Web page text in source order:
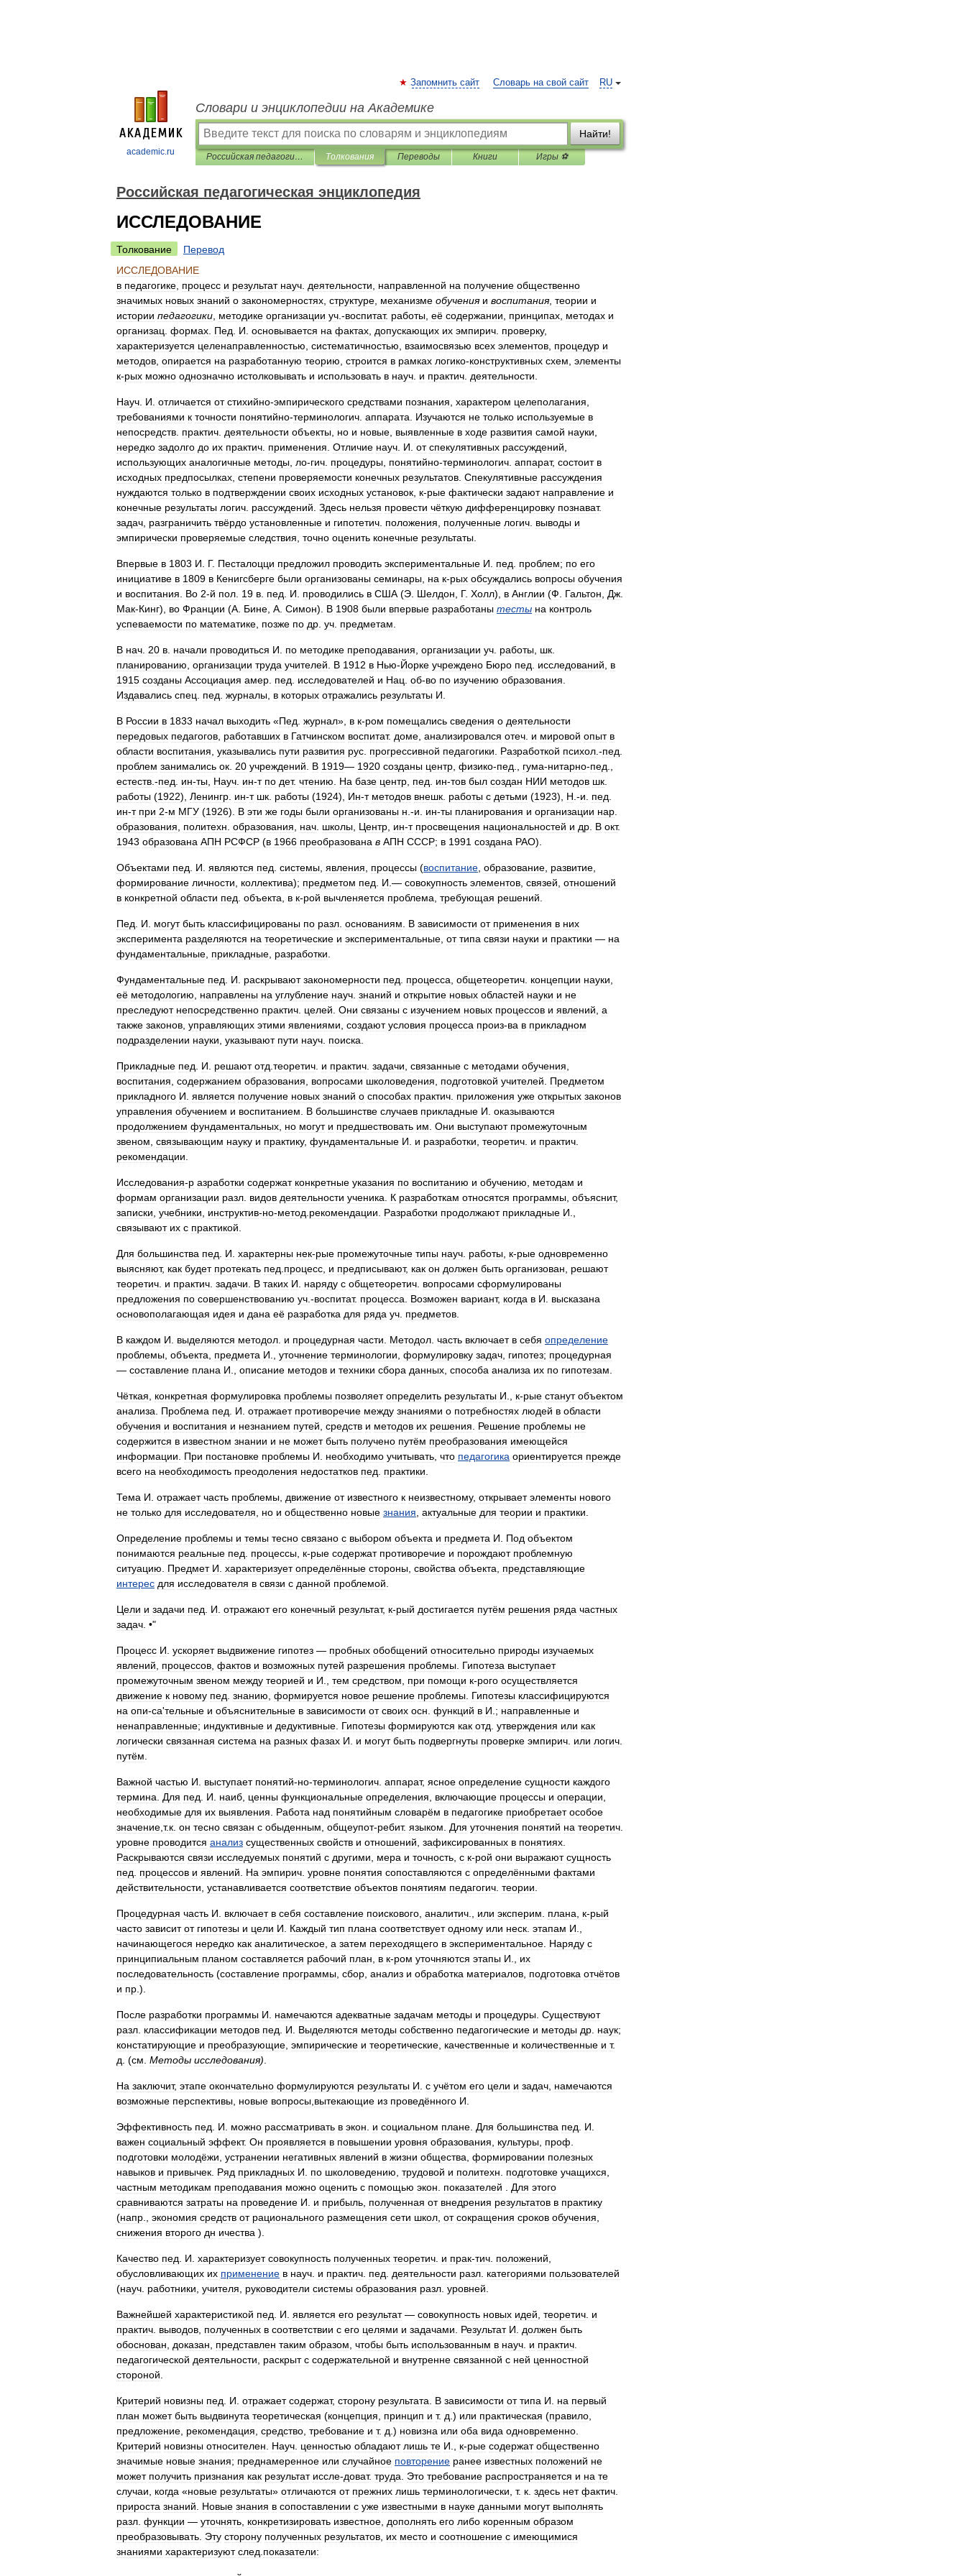
academic.ru
RU
Запомнить сайт Словарь на свой сайт
Словари и энциклопедии на Академике
Найти!
Российская педагогическая энциклопедия Толкования Переводы Книги Игры ⚽
Российская педагогическая энциклопедия
ИССЛЕДОВАНИЕ
Толкование
Перевод
ИССЛЕДОВАНИЕ
в педагогике процесс и результат науч деятельности направленной на получение общественно
значимых новых знаний о закономерностях структуре механизме обучения и воспитания, теории и
истории педагогики методике организации уч .-воспитат. работы её содержании принципах методах и
организац формах Пед И основывается на фактах допускающих их эмпирич проверку,
характеризуется целенаправленностью систематичностью взаимосвязью всех элементов процедур и
методов опирается на разработанную теорию строится в рамках логико-конструктивных схем элементы
к-рых можно однозначно истолковывать и использовать в науч и практич деятельности
Науч И отличается от стихийно-эмпирического средствами познания характером целеполагания
требованиями к точности понятийно-терминологич аппарата Изучаются не только используемые в
непосредств практич деятельности объекты но и новые выявленные в ходе развития самой науки
нередко задолго до их практич применения Отличие науч И от спекулятивных рассуждений
использующих аналогичные методы ло-гич процедуры понятийно-терминологич аппарат, состоит в
исходных предпосылках степени проверяемости конечных результатов Спекулятивные рассуждения
нуждаются только в подтверждении своих исходных установок к-рые фактически задают направление и
конечные результаты логич рассуждений Здесь нельзя провести чёткую дифференцировку познават.
задач разграничить твёрдо установленные и гипотетич положения полученные логич выводы и
эмпирически проверяемые следствия точно оценить конечные результаты
Впервые в 1803 И Г. Песталоцци предложил проводить экспериментальные И пед проблем; по его
инициативе в 1809 в Кенигсберге были организованы семинары на к-рых обсуждались вопросы обучения
и воспитания Во 2-й пол 19 в пед И проводились в США (Э Шелдон Г. Холл), в Англии (Ф Гальтон Дж
Мак-Кинг), во Франции (А Бине А Симон). В 1908 были впервые разработаны тесты на контроль
успеваемости по математике позже по др уч предметам
В нач 20 в начали проводиться И по методике преподавания организации уч работы шк
планированию организации труда учителей В 1912 в Нью-Йорке учреждено Бюро пед исследований
в
1915 созданы Ассоциация амер пед исследователей и Нац об-во по изучению образования
Издавались спец пед журналы в которых отражались результаты И
В России в 1833 начал выходить «Пед журнал», в к-ром помещались сведения о деятельности
передовых педагогов работавших в Гатчинском воспитат. доме анализировался отеч и мировой опыт в
области воспитания указывались пути развития рус прогрессивной педагогики Разработкой психол .-пед
проблем занимались ок 20 учреждений В 1919— 1920 созданы центр физико-пед гума-нитарно-пед
естеств .-пед ин-ты Науч ин-т по дет. чтению На базе центр пед ин-тов был создан НИИ методов шк
работы (1922), Ленингр ин-т шк работы (1924), Ин-т методов внешк работы с детьми (1923), Н .-и пед
ин-т при 2-м МГУ (1926). В эти же годы были организованы н .-и ин-ты планирования и организации нар
образования
политехн образования нач школы Центр ин-т просвещения национальностей и др В окт.
1943 образована АПН РСФСР (в 1966 преобразована в АПН СССР; в 1991 создана РАО).
Объектами пед И являются пед системы явления процессы (воспитание образование развитие
формирование личности коллектива); предметом пед И .— совокупность элементов связей отношений
в конкретной области пед объекта в к-рой вычленяется проблема требующая решений
Пед И могут быть классифицированы по разл основаниям В зависимости от применения в них
эксперимента разделяются на теоретические и экспериментальные от типа связи науки и практики — на
фундаментальные прикладные разработки
Фундаментальные пед И раскрывают закономерности пед процесса общетеоретич концепции науки
её методологию направлены на углубление науч знаний и открытие новых областей науки и не
преследуют непосредственно практич целей Они связаны с изучением новых процессов и явлений а
также законов управляющих этими явлениями создают условия процесса произ-ва в прикладном
подразделении науки указывают пути науч поиска
Прикладные пед И решают отд теоретич и практич задачи связанные с методами обучения
воспитания содержанием образования вопросами школоведения подготовкой учителей
Предметом
прикладного И является получение новых знаний о способах практич приложения уже открытых законов
управления обучением и воспитанием В большинстве случаев прикладные И оказываются
продолжением фундаментальных но могут и предшествовать им Они выступают промежуточным
звеном связывающим науку и практику, фундаментальные И и разработки теоретич и практич
рекомендации
Исследования-р азработки содержат конкретные указания по воспитанию и обучению методам и
формам организации разл видов деятельности ученика К разработкам относятся программы объяснит,
записки учебники инструктив-но-метод рекомендации Разработки продолжают прикладные И
связывают их с практикой
Для большинства пед И характерны нек-рые промежуточные типы науч работы к-рые одновременно
выясняют, как будет протекать пед процесс и предписывают, как он должен быть организован
решают
теоретич и практич задачи В таких И наряду с общетеоретич вопросами сформулированы
предложения по совершенствованию уч .-воспитат. процесса Возможен вариант, когда в И
высказана
основополагающая идея и дана её разработка для ряда уч предметов
В каждом И выделяются методол и процедурная части Методол часть включает в себя определение
проблемы объекта предмета И уточнение терминологии формулировку задач гипотез; процедурная
— составление плана И описание методов и техники сбора данных способа анализа их по гипотезам
Чёткая конкретная формулировка проблемы позволяет определить результаты И к-рые станут объектом
анализа
Проблема пед И отражает противоречие между знаниями о потребностях людей в области
обучения и воспитания и незнанием путей средств и методов их решения Решение проблемы не
содержится в известном знании и не может быть получено путём преобразования имеющейся
информации
При постановке проблемы И необходимо учитывать что педагогика ориентируется прежде
всего на необходимость преодоления недостатков пед практики
Тема И отражает часть проблемы движение от известного к неизвестному, открывает элементы нового
не только для исследователя но и общественно новые знания актуальные для теории и практики
Определение проблемы и темы тесно связано с выбором объекта и предмета И Под объектом
понимаются реальные пед процессы к-рые содержат противоречие и порождают проблемную
ситуацию
Предмет И характеризует определённые стороны свойства объекта
представляющие
интерес для исследователя в связи с данной проблемой
Цели и задачи пед И отражают его конечный результат, к-рый достигается путём решения ряда частных
задач . •"
Процесс И ускоряет выдвижение гипотез — пробных обобщений относительно природы изучаемых
явлений
процессов фактов и возможных путей разрешения проблемы Гипотеза выступает
промежуточным звеном между теорией и И тем средством при помощи к-рого осуществляется
движение к новому пед знанию формируется новое решение проблемы Гипотезы классифицируются
на опи-са'тельные и объяснительные в зависимости от своих осн функций в И .; направленные и
ненаправленные; индуктивные и дедуктивные Гипотезы формируются как отд утверждения или как
логически связанная система на разных фазах И и могут быть подвергнуты проверке эмпирич или логич
путём
Важной частью И выступает понятий-но-терминологич аппарат, ясное определение сущности каждого
термина
Для пед И наиб ценны функциональные определения включающие процессы и операции
необходимые для их выявления Работа над понятийным словарём в педагогике приобретает особое
значение т.к он тесно связан с обыденным общеупот-ребит. языком Для уточнения понятий на теоретич
уровне проводится анализ существенных свойств и отношений зафиксированных в понятиях
Раскрываются связи исследуемых понятий с другими мера и точность с к-рой они выражают сущность
пед
процессов и явлений На эмпирич уровне понятия сопоставляются с определёнными фактами
действительности устанавливается соответствие объектов понятиям педагогич теории
Процедурная часть И включает в себя составление поискового аналитич или эксперим плана к-рый
часто зависит от гипотезы и цели И Каждый тип плана соответствует одному или неск этапам И
начинающегося нередко как аналитическое а затем переходящего в экспериментальное Наряду с
принципиальным планом составляется рабочий план в к-ром уточняются этапы И
их
последовательность (составление программы сбор анализ и обработка материалов подготовка отчётов
и пр .).
После разработки программы И намечаются адекватные задачам методы и процедуры Существуют
разл классификации методов пед И Выделяются методы собственно педагогические и методы др наук;
констатирующие и преобразующие эмпирические и теоретические качественные и количественные и т.
д . (см Методы исследования)
На заключит, этапе окончательно формулируются результаты И с учётом его цели и задач намечаются
возможные перспективы новые вопросы вытекающие из проведённого И
Эффективность пед И можно рассматривать в экон и социальном плане Для большинства пед И
важен социальный эффект. Он проявляется в повышении уровня образования культуры проф
подготовки молодёжи устранении негативных явлений в жизни общества формировании полезных
навыков и привычек Ряд прикладных И по школоведению трудовой и политехн подготовке учащихся
частным методикам преподавания можно оценить с помощью экон показателей Для этого
сравниваются затраты на проведение И и прибыль полученная от внедрения результатов в практику
(напр экономия средств от рационального размещения сети школ от сокращения сроков обучения
снижения второго дн ичества ).
Качество пед И характеризует совокупность полученных теоретич и прак-тич положений
обусловливающих их применение в науч и практич пед деятельности разл категориями пользователей
(науч работники учителя руководители системы образования разл уровней
Важнейшей характеристикой пед И является его результат— совокупность новых идей теоретич и
практич выводов полученных в соответствии с его целями и задачами Результат И должен быть
обоснован
доказан представлен таким образом чтобы быть использованным в науч и практич
педагогической деятельности раскрыт с содержательной и внутренне связанной с ней ценностной
стороной
Критерий новизны пед И отражает содержат, сторону результата В зависимости от типа И на первый
план может быть выдвинута теоретическая (концепция принцип и т. д .) или практическая (правило
предложение рекомендация средство требование и т. д .) новизна или оба вида одновременно
Критерий новизны относителен Науч ценностью обладают лишь те И к-рые содержат общественно
значимые новые знания; преднамеренное или случайное повторение ранее известных положений не
может получить признания как результат иссле-доват. труда Это требование распространяется и на те
случаи
когда «новые результаты» отличаются от прежних лишь терминологически т. к здесь нет фактич
прироста знаний Новые знания в сопоставлении с уже известными в науке данными могут выполнять
разл функции — уточнять конкретизировать известное дополнять его либо коренным образом
преобразовывать Эту сторону полученных результатов их место и соотношение с имеющимися
знаниями характеризуют след показатели: